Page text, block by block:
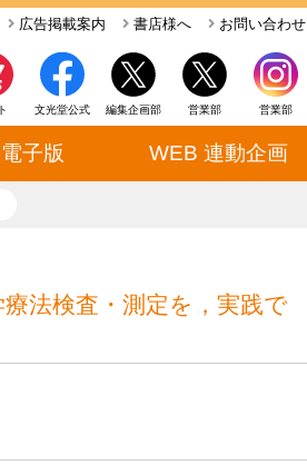
お問い合わせ
書店様へ
広告掲載案内
営業部
営業部
編集企画部
文光堂公式
電子版 WEB 連動企画
法検査・測定を，実践で